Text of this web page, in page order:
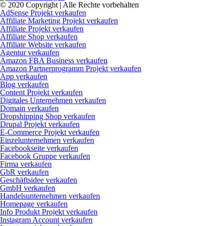
© 2020 Copyright | Alle Rechte vorbehalten
AdSense Projekt verkaufen
Affiliate Marketing Projekt verkaufen
Affiliate Projekt verkaufen
Affiliate Shop verkaufen
Affiliate Website verkaufen
Agentur verkaufen
Amazon FBA Business verkaufen
Amazon Partnerprogramm Projekt verkaufen
App verkaufen
Blog verkaufen
Content Projekt verkaufen
Digitales Unternehmen verkaufen
Domain verkaufen
Dropshipping Shop verkaufen
Drupal Projekt verkaufen
E-Commerce Projekt verkaufen
Einzelunternehmen verkaufen
Facebookseite verkaufen
Facebook Gruppe verkaufen
Firma verkaufen
GbR verkaufen
Geschäftsidee verkaufen
GmbH verkaufen
Handelsunternehmen verkaufen
Homepage verkaufen
Info Produkt Projekt verkaufen
Instagram Account verkaufen